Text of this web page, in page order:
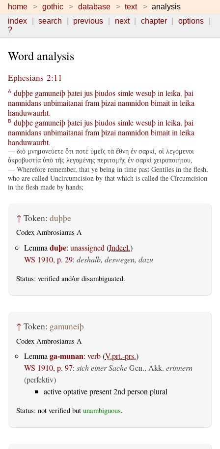
home gothic database text
analysis
index
search previous next chapter
options
?
Word analysis
Ephesians 2:11
A duþþe gamuneiþþatei jusþiudossimlewesuþin leika, þai
namnidansunbimaitanai framþizai namnidon bimaitin leika
handuwaurht.
B duþþe gamuneiþþatei jusþiudossimlewesuþin leika, þai
namnidansunbimaitanai framþizai namnidon bimaitin leika
handuwaurht.
— διὸ μνημονεύετε ὅτι ποτὲ ὑμεῖς τὰ ἔθνη ἐν σαρκί, οἱ λεγόμενοι
ἀκροβυστία ὑπὸ τῆς λεγομένης περιτομῆς ἐν σαρκὶ χειροποιήτου,
— Wherefore remember, that ye being in time past Gentiles in the flesh,
who are called Uncircumcision by that which is called the Circumcision
in the flesh made by hands;
↑ Token: duþþe
Codex Ambrosianus A
Lemma duþe: unassigned (Indecl.)
WS 1910, p. 29: deshalb, deswegen, dazu
Status: verified and/or disambiguated.
↑ Token: gamuneiþ
Codex Ambrosianus A
Lemma ga-munan: verb(V.prt.-prs.)
WS 1910, p. 97: sich einer SacheGen., Akk. erinnern
(perfektiv)
active optative present 2nd person plural
Status: not verified but unambiguous.